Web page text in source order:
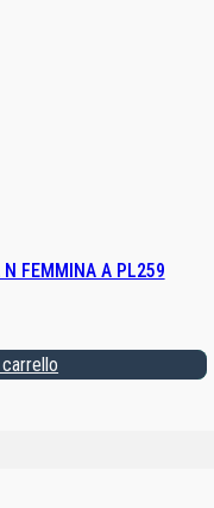
N FEMMINA A PL259